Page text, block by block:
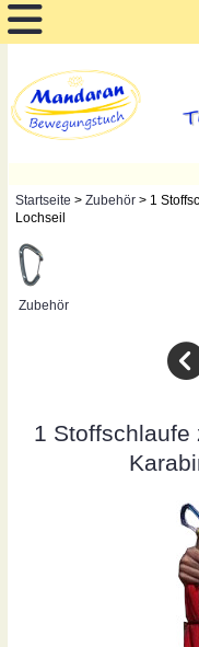
Startseite > Zubehör> 1
Lochseil
Zubehör
1 Stoffschlaufe